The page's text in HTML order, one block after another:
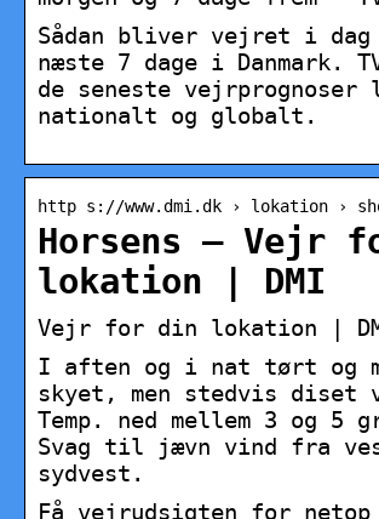
Sådan bliver vejret i dag
næste 7 dage i Danmark.
de seneste
nationalt og globalt.
http s://www.dmi.dk › lokation ›
Horsens – Vejr
lokation | DMI
Vejr for din lokation |
I aften og i nat tørt og
skyet, men stedvis diset
Temp. ned mellem 3 og 5
Svag til jævn vind fra
sydvest.
Få vejrudsigten for